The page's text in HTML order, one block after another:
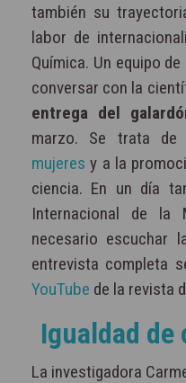
también su
labor de
Química. Un equipo
conversar con la
entrega del
marzo. Se trata de
mujeres y a la
ciencia. En un día
Internacional de la
necesario escuchar
entrevista completa
YouTube de la revista
Igualdad
La investigadora